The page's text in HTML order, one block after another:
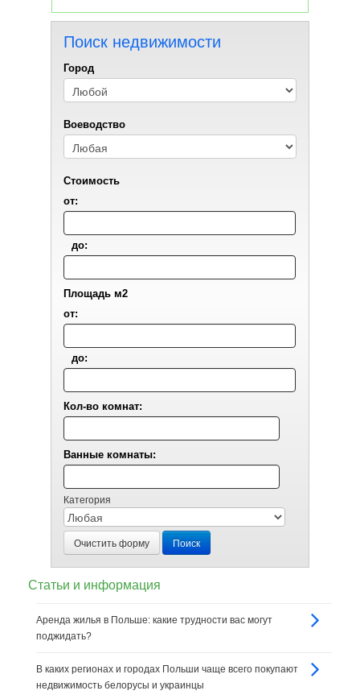
Поиск недвижимости
Город
Воеводствo
Стоимость
от:
до:
Площадь м2
от:
до:
Кол-во комнат:
Ванные комнаты:
Категория
Очистить форму Поиск
Статьи и информация
Аренда жилья в Польше: какие трудности вас могут
поджидать?
В каких регионах и городах Польши чаще всего покупают
недвижимость белорусы и украинцы